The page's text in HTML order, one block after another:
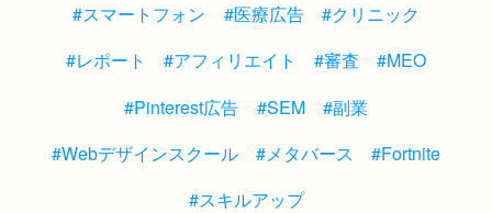
#スマートフォン
#医療広告
#クリニック
#レポート
#アフィリエイト #審査
#MEO
#Pinterest広告
#SEM
#副業
#Webデザインスクール
#メタバース
#Fortnite
#スキルアップ